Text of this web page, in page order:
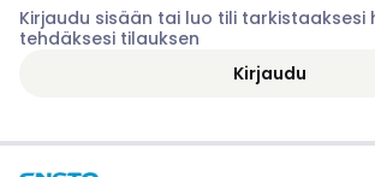
Kirjaudu sisään tai luo tili tarkistaaksesi
tehdäksesi tilauksen
Kirjaudu